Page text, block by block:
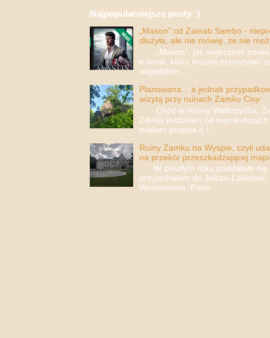
Najpopularniejsze posty :)
„Mason” od Zainab Sambo -
dłużyła, ale nie mówię, że nie
„Mason”, jak większość
e-book, który można przeczytać
angielskim....
Planowana... a jednak
wizytą przy ruinach Zamku Cisy
Choć w rejony Wałbrzycha,
Zdroju jeździłam od
miałam pojęcia o i...
Ruiny Zamku na Wyspie, czyli
na przekór przeszkadzającej
W zeszłym roku poddałam się
przyjechałam do Jelcza-
Wrocławiem. Pano...